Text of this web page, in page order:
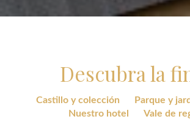
Descubra la
Castillo y colección
Parque y
Nuestro hotel
Vale de